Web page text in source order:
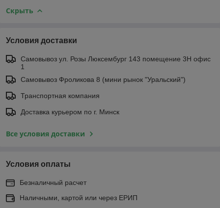
Скрыть
Условия доставки
Самовывоз ул. Розы Люксембург 143 помещение 3Н офис
1
Самовывоз Фроликова 8 (мини рынок "Уральский")
Транспортная компания
Доставка курьером по г. Минск
Все условия доставки
Условия оплаты
Безналичный расчет
Наличными, картой или через ЕРИП